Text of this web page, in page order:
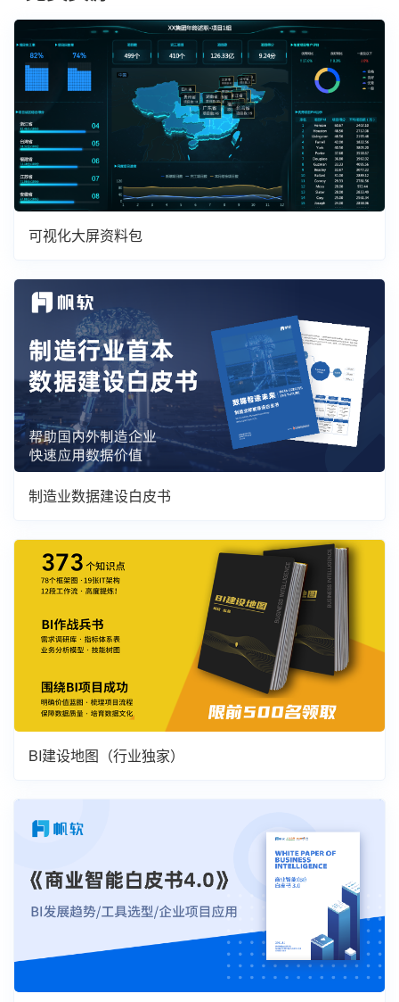
可视化大屏资料包
制造业数据建设白皮书
BI建设地图（行业独家）